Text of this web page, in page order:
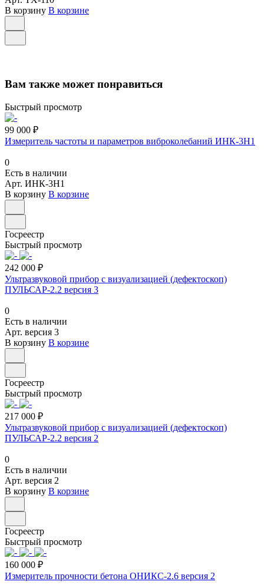
В корзину В корзине
Вам также может понравиться
Быстрый просмотр
99 000 ₽
Измеритель частоты и параметров виброколебаний ИНК-3H1
0
Есть в наличии
Арт. ИНК-3H1
В корзину В корзине
Госреестр
Быстрый просмотр
242 000 ₽
Ультразвуковой прибор с визуализацией (дефектоскоп)
ПУЛЬСАР-2.2 версия 3
0
Есть в наличии
Арт. версия 3
В корзину В корзине
Госреестр
Быстрый просмотр
217 000 ₽
Ультразвуковой прибор с визуализацией (дефектоскоп)
ПУЛЬСАР-2.2 версия 2
0
Есть в наличии
Арт. версия 2
В корзину В корзине
Госреестр
Быстрый просмотр
160 000 ₽
Измеритель прочности бетона ОНИКС-2.6 версия 2